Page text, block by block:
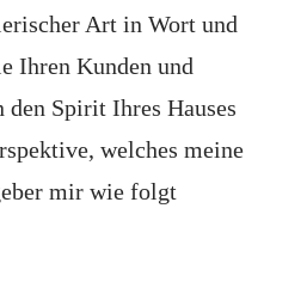
Art in Wort und
Ihren Kunden und
Spirit Ihres Hauses
welches meine
mir wie folgt